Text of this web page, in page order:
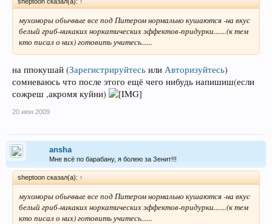
мухоморы обычные все под Питером нормально кушаются -на вкус
белый гриб-никаких норкатических эффектов-придурки.......(к тем
кто писал о них) готовить учитесь......
на ппокушай (Зарегистрируйтесь или Авторизуйтесь)
сомневаюсь что после этого ещё чего нибудь напишиш(если
сожреш ,акромя куйни)
20 июн 2009
ansha
Мне всё по барабану, я болею за Зенит!!!
sheptoon сказал(а): ↑
мухоморы обычные все под Питером нормально кушаются -на вкус
белый гриб-никаких норкатических эффектов-придурки.......(к тем
кто писал о них) готовить учитесь......